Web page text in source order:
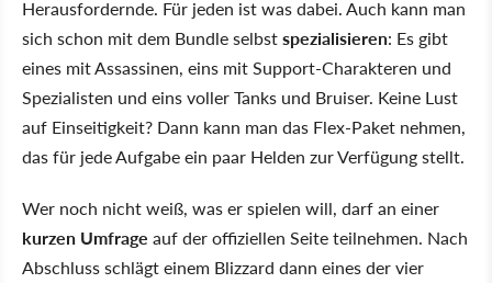
Herausfordernde. Für jeden ist was dabei. Auch kann man
sich schon mit dem Bundle selbstspezialisieren: Es gibt
eines mit Assassinen, eins mit Support-Charakteren und
Spezialisten und eins voller Tanks und Bruiser. Keine Lust
auf Einseitigkeit? Dann kann man das Flex-Paket nehmen,
das für jede Aufgabe ein paar Helden zur Verfügung stellt.
Wer noch nicht weiß, was er spielen will, darf an einer
kurzen Umfrage auf der offiziellen Seite teilnehmen. Nach
Abschluss schlägt einem Blizzard dann eines der vier